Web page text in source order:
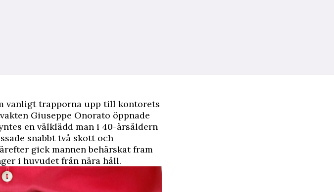
vanligt trapporna upp till kontorets
Giuseppe Onorato öppnade
en välklädd man i 40-årsåldern
snabbt två skott och
gick mannen behärskat fram
i huvudet från nära håll.